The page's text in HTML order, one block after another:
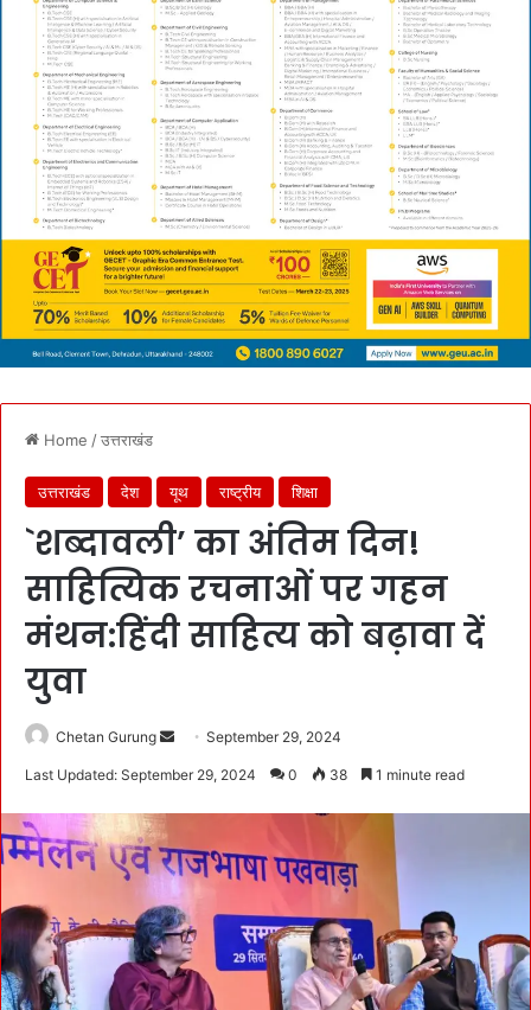
Home /उत्तराखंड
उत्तराखंड देश यूथ राष्ट्रीय शिक्षा
`शब्दावली’ का अंतिम दिन!
साहित्यिक रचनाओं पर गहन
मंथन:हिंदी साहित्य को बढ़ावा दें
युवा
Chetan Gurung
a
n
e
m
a
i
September 29, 2024
Last Updated: September 29, 2024 0 38 1 minute read